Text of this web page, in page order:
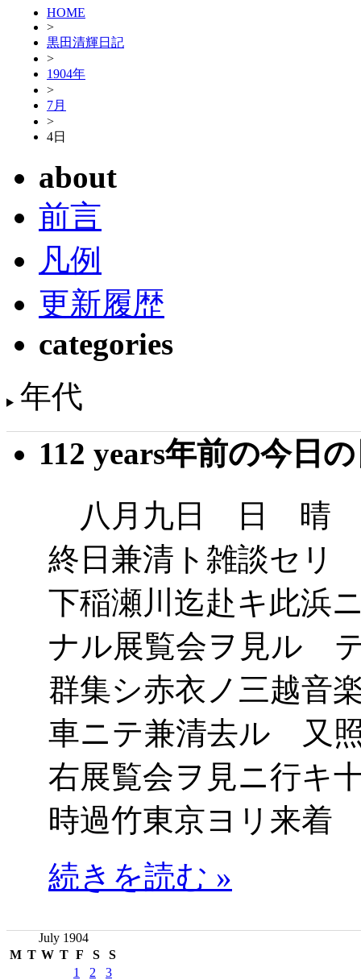
HOME
>
黒田清輝日記
>
1904年
>
7月
>
4日
about
前言
凡例
更新履歴
categories
年代
112 years年前の今日
八月九日 日 晴
終日兼清ト雑談セリ
下稲瀬川迄赴キ此浜
ナル展覧会ヲ見ル
群集シ赤衣ノ三越音
車ニテ兼清去ル 又
右展覧会ヲ見ニ行キ
時過竹東京ヨリ来着
続きを読む »
July 1904
M T W T F S S
1 2
3